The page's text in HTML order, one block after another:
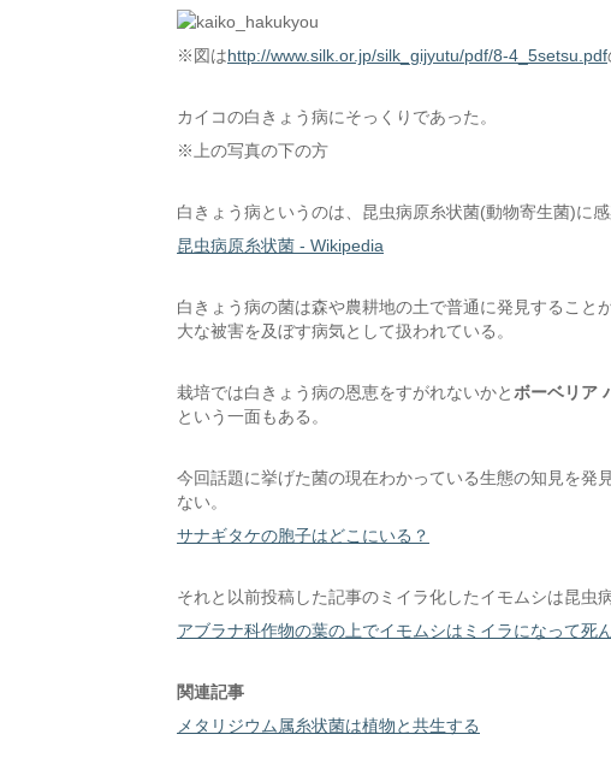
※図はhttp://www.silk.or.jp/silk_gijyutu/pdf/8-4_5setsu.pdf
カイコの白きょう病にそっくりであった。
※上の写真の下の方
白きょう病というのは、昆虫病原糸状菌(動物寄生菌)に感
昆虫病原糸状菌 - Wikipedia
白きょう病の菌は森や農耕地の土で普通に発見すること
大な被害を及ぼす病気として扱われている。
栽培では白きょう病の恩恵をすがれないかと ボーベリア
という一面もある。
今回話題に挙げた菌の現在わかっている生態の知見を発
ない。
サナギタケの胞子はどこにいる？
それと以前投稿した記事のミイラ化したイモムシは昆虫
アブラナ科作物の葉の上でイモムシはミイラになって死
関連記事
メタリジウム属糸状菌は植物と共生する